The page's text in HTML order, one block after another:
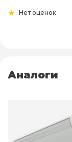
Нет оценок
Аналоги